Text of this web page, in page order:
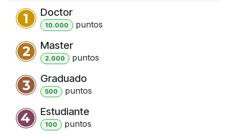
Doctor
10.000 puntos
Master
2.000 puntos
Graduado
500 puntos
Estudiante
100 puntos